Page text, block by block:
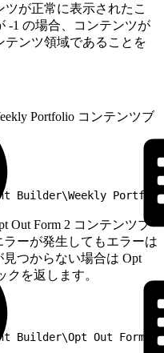
ツが正常に表示されたこ
-1 の場合、コンテンツが
テンツ領域であることを
Portfolio コンテンツブ
Builder\Weekly
Out Form 2 コンテンツブ
ーが発生してもエラーは
つからない場合は Opt
クを返します。
Builder\Opt Out